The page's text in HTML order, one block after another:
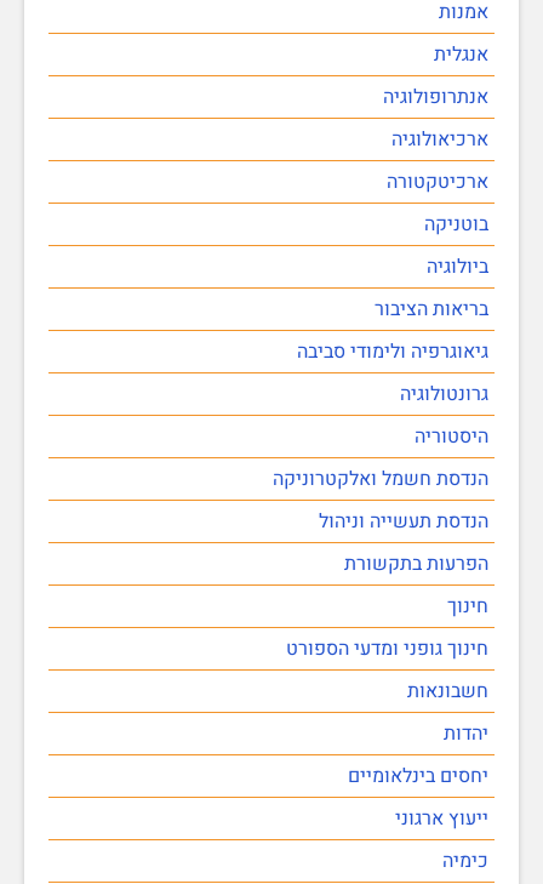
אמנות
אנגלית
אנתרופולוגיה
ארכיאולוגיה
ארכיטקטורה
בוטניקה
ביולוגיה
בריאות הציבור
גיאוגרפיה ולימודי סביבה
גרונטולוגיה
היסטוריה
הנדסת חשמל ואלקטרוניקה
הנדסת תעשייה וניהול
הפרעות בתקשורת
חינוך
חינוך גופני ומדעי הספורט
חשבונאות
יהדות
יחסים בינלאומיים
ייעוץ ארגוני
כימיה